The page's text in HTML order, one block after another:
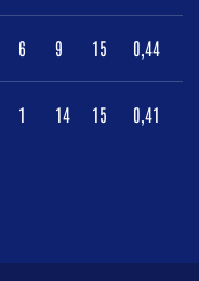
6 9 15 0,44
1 14 15 0,41